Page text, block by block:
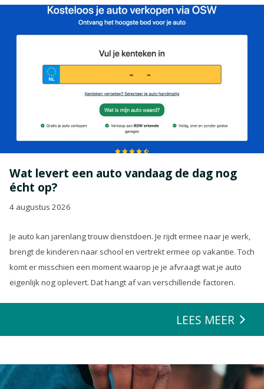
Wat levert een auto vandaag de dag nog
écht op?
4 augustus 2026
Je auto kan jarenlang trouw dienstdoen. Je rijdt ermee naar je werk,
brengt de kinderen naar school en vertrekt ermee op vakantie. Toch
komt er misschien een moment waarop je je afvraagt wat je auto
eigenlijk nog oplevert. Dat hangt af van verschillende factoren.
LEES MEER